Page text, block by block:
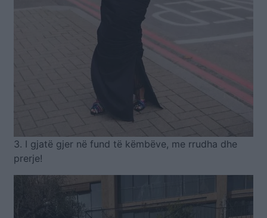
3. I gjatë gjer në fund të këmbëve, me rrudha dhe
prerje!